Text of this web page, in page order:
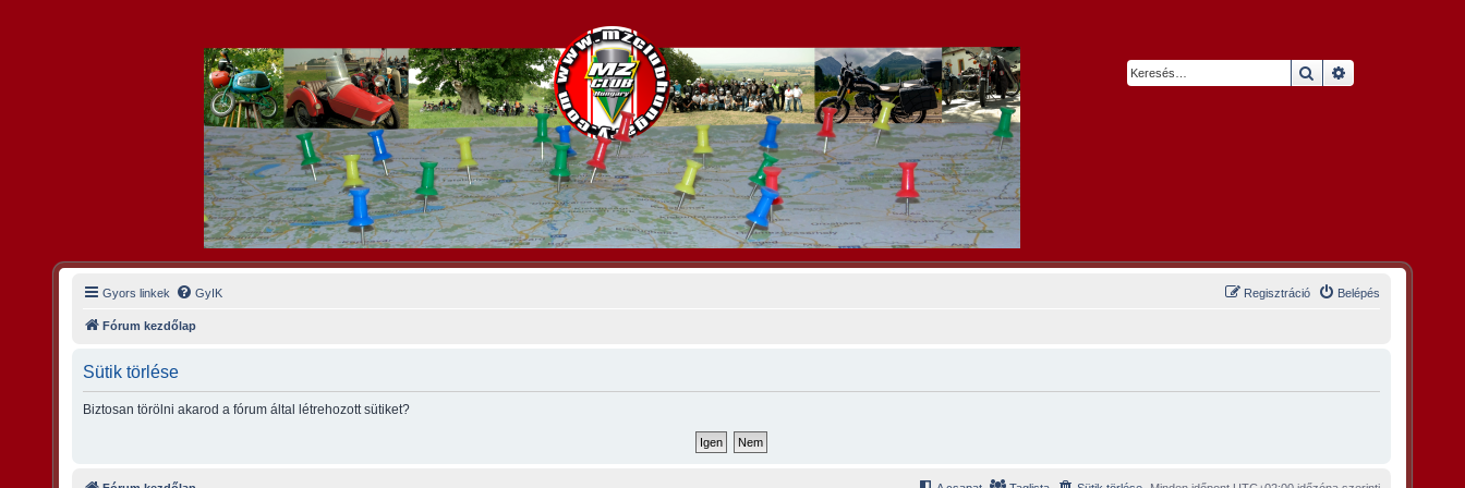
Keresés
Gyors linkek GyIK Belépés
Regisztráció
Fórum kezdőlap
Sütik törlése
Biztosan törölni akarod a fórum által létrehozott sütiket?